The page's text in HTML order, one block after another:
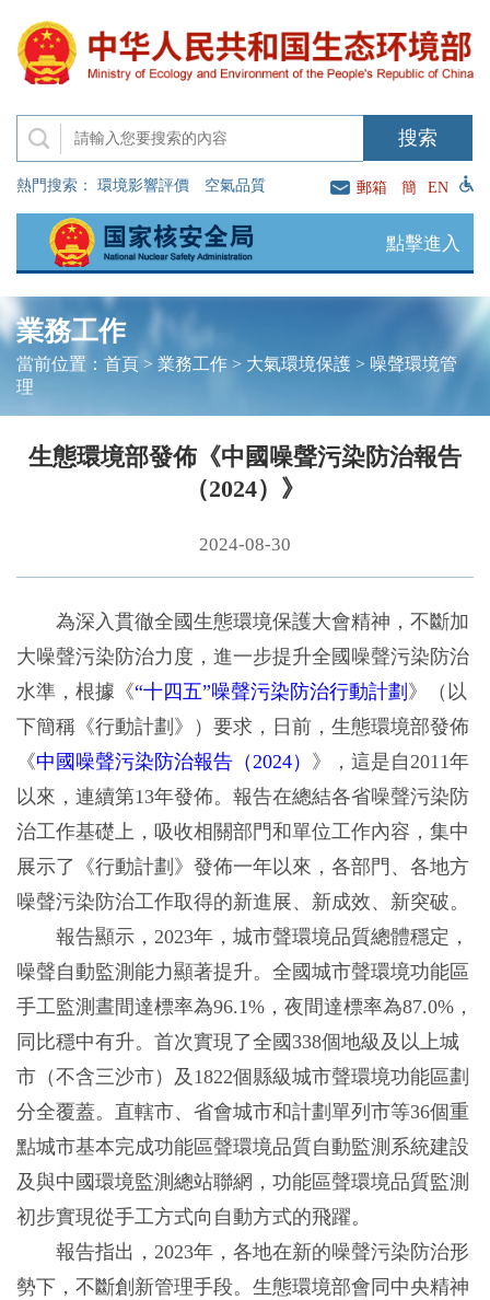
熱門搜索： 環境影響評價 空氣品質 郵箱 簡 EN
點擊進入
業務工作
當前位置： 首頁> 業務工作> 大氣環境保護> 噪聲環境管
理
生態環境部發佈《中國噪聲污染防治報告
（2024）》
2024-08-30
為深入貫徹全國生態環境保護大會精神，不斷加
大噪聲污染防治力度，進一步提升全國噪聲污染防治
水準，根據《“十四五”噪聲污染防治行動計劃 》（以
下簡稱《行動計劃》）要求，日前，生態環境部發佈
《中國噪聲污染防治報告（2024）
》，這是自2011年
以來，連續第13年發佈。報告在總結各省噪聲污染防
治工作基礎上，吸收相關部門和單位工作內容，集中
展示了《行動計劃》發佈一年以來，各部門、各地方
噪聲污染防治工作取得的新進展、新成效、新突破。
報告顯示，2023年，城市聲環境品質總體穩定，
噪聲自動監測能力顯著提升。全國城市聲環境功能區
手工監測晝間達標率為96.1%，夜間達標率為87.0%，
同比穩中有升。首次實現了全國338個地級及以上城
市（不含三沙市）及1822個縣級城市聲環境功能區劃
分全覆蓋。直轄市、省會城市和計劃單列市等36個重
點城市基本完成功能區聲環境品質自動監測系統建設
及與中國環境監測總站聯網，功能區聲環境品質監測
初步實現從手工方式向自動方式的飛躍。
報告指出，2023年，各地在新的噪聲污染防治形
勢下，不斷創新管理手段。生態環境部會同中央精神